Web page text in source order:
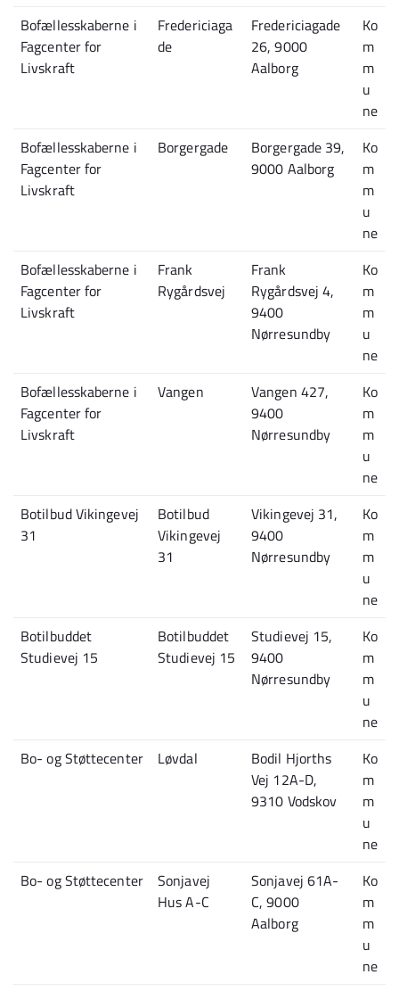
Bofællesskaberne i
Fagcenter for
Livskraft
Fredericiaga
de
Fredericiagade
26, 9000
Aalborg
Ko
m
m
u
ne
Bofællesskaberne i
Fagcenter for
Livskraft
Borgergade
Borgergade 39,
9000 Aalborg
Ko
m
m
u
ne
Bofællesskaberne i
Fagcenter for
Livskraft
Frank
Rygårdsvej
Frank
Rygårdsvej 4,
9400
Nørresundby
Ko
m
m
u
ne
Bofællesskaberne i
Fagcenter for
Livskraft
Vangen
Vangen 427,
9400
Nørresundby
Ko
m
m
u
ne
Botilbud Vikingevej
31
Botilbud
Vikingevej
31
Vikingevej 31,
9400
Nørresundby
Ko
m
m
u
ne
Botilbuddet
Studievej 15
Botilbuddet
Studievej 15
Studievej 15,
9400
Nørresundby
Ko
m
m
u
ne
Bo- og Støttecenter
Løvdal
Bodil Hjorths
Vej 12A-D,
9310 Vodskov
Ko
m
m
u
ne
Bo- og Støttecenter
Sonjavej
Hus A-C
Sonjavej 61A-
C, 9000
Aalborg
Ko
m
m
u
ne